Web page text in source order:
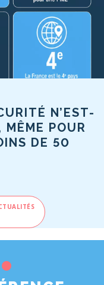
N’EST-
POUR
DE 50